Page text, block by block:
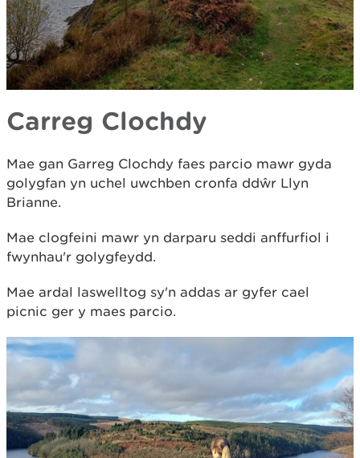
Carreg Clochdy
Mae gan Garreg Clochdy faes parcio mawr gyda
golygfan yn uchel uwchben cronfa ddŵr Llyn
Brianne.
Mae clogfeini mawr yn darparu seddi anffurfiol i
fwynhau'r golygfeydd.
Mae ardal laswelltog sy'n addas ar gyfer cael
picnic ger y maes parcio.